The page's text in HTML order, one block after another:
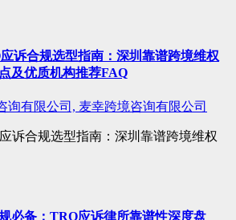
诉合规选型指南：深圳靠谱跨境维权
及优质机构推荐FAQ
询有限公司, 麦幸跨境咨询有限公司
诉合规选型指南：深圳靠谱跨境维权
必备：TRO应诉律所靠谱性深度盘